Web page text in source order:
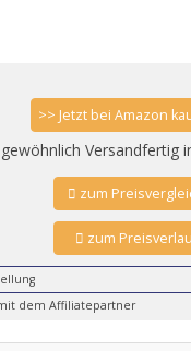
>> Jetzt bei Amazon
gewöhnlich Versandfertig
zum
zum
dem Affiliatepartner